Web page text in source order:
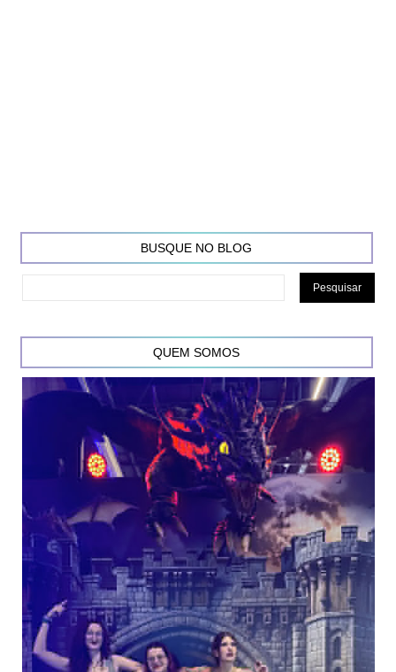
BUSQUE NO BLOG
QUEM SOMOS